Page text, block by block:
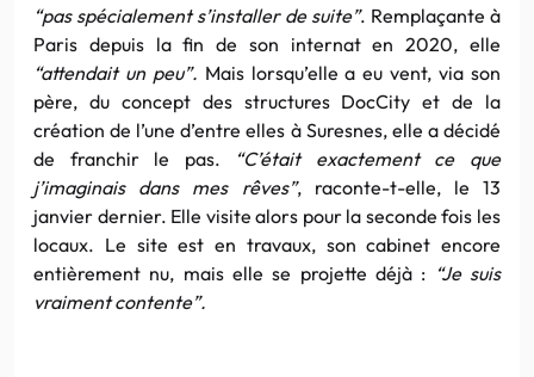
“pas spécialement s’installer de suite”. Remplaçante à
Paris depuis la fin de son internat en 2020, elle
“attendait un peu”. Mais lorsqu’elle a eu vent, via son
père, du concept des structures DocCity et de la
création de l’une d’entre elles à Suresnes, elle a décidé
de franchir le pas. “C’était exactement ce que
j’imaginais dans mes rêves”, raconte-t-elle, le 13
janvier dernier. Elle visite alors pour la seconde fois les
locaux. Le site est en travaux, son cabinet encore
entièrement nu, mais elle se projette déjà : “Je suis
vraiment contente”.